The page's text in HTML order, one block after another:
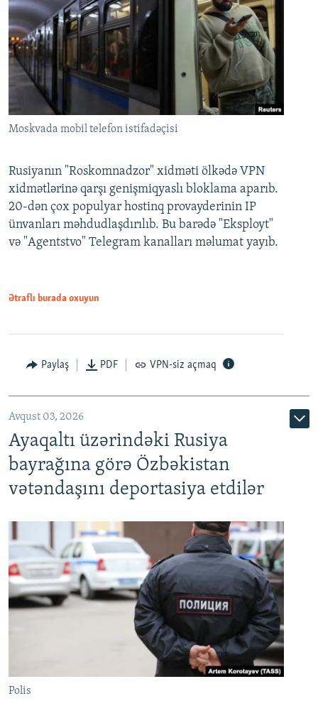
Moskvada mobil telefon istifadəçisi
Rusiyanın "Roskomnadzor" xidməti ölkədə VPN
xidmətlərinə qarşı genişmiqyaslı bloklama aparıb.
20-dən çox populyar hostinq provayderinin IP
ünvanları məhdudlaşdırılıb. Bu barədə "Eksployt"
və "Agentstvo" Telegram kanalları məlumat yayıb.
Ətraflı burada oxuyun
Paylaş PDF VPN-siz açmaq
Avqust 03, 2026
Ayaqaltı üzərindəki Rusiya
bayrağına görə Özbəkistan
vətəndaşını deportasiya etdilər
Polis